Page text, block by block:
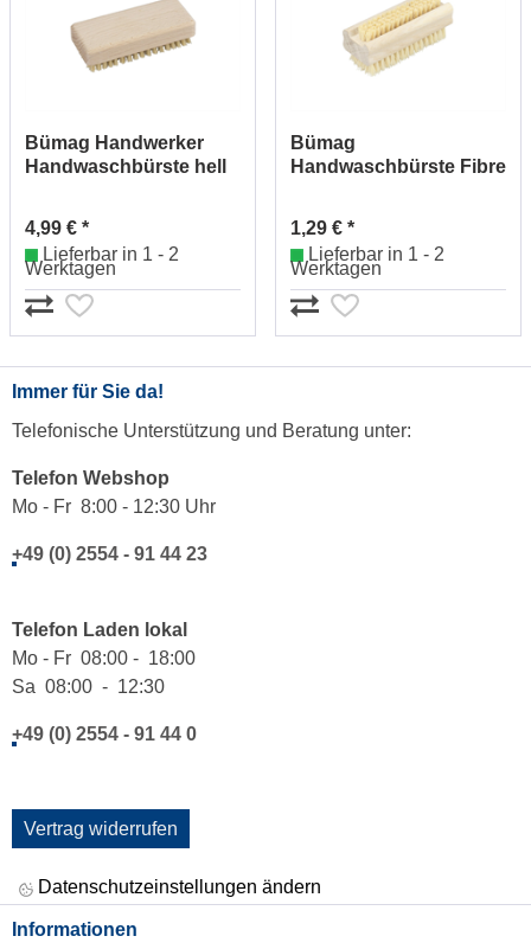
Bümag Handwerker
Handwaschbürste hell
4,99 € *
Lieferbar in 1 - 2
Werktagen
Bümag
Handwaschbürste Fibre
1,29 € *
Lieferbar in 1 - 2
Werktagen
Immer für Sie da!
Telefonische Unterstützung und Beratung unter:
Telefon Webshop
Mo - Fr 8:00 - 12:30 Uhr
+49 (0) 2554 - 91 44 23
Telefon Laden lokal
Mo - Fr 08:00 - 18:00
Sa 08:00 - 12:30
+49 (0) 2554 - 91 44 0
Vertrag widerrufen
Datenschutzeinstellungen ändern
Informationen